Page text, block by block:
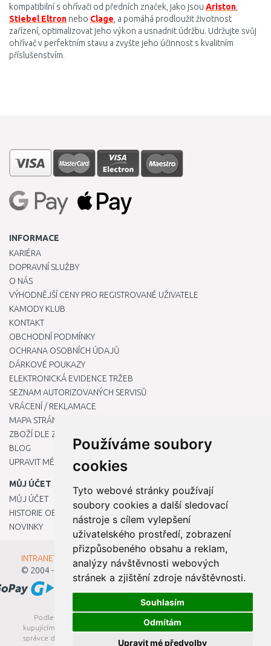
Používáme soubory
cookies
Tyto webové stránky používají
soubory cookies a další sledovací
nástroje s cílem vylepšení
uživatelského prostředí, zobrazení
přizpůsobeného obsahu a reklam,
analýzy návštěvnosti webových
stránek a zjištění zdroje návštěvnosti.
Souhlasím
Odmítám
Upravit mé předvolby
kompatibilní s ohřívači od předních značek, jako jsou Ariston
Stiebel Eltron nebo Clage , a pomáhá prodloužit životnost
zařízení, optimalizovat jeho výkon a usnadnit údržbu. Udržujte svůj
ohřívač v perfektním stavu a zvyšte jeho účinnost s kvalitním
příslušenstvím.
INFORMACE
KARIÉRA
DOPRAVNÍ SLUŽBY
O NÁS
VÝHODNĚJŠÍ CENY PRO REGISTROVANÉ UŽIVATELE
KAMODY KLUB
KONTAKT
OBCHODNÍ PODMÍNKY
OCHRANA OSOBNÍCH ÚDAJŮ
DÁRKOVÉ POUKAZY
ELEKTRONICKÁ EVIDENCE TRŽEB
SEZNAM AUTORIZOVANÝCH SERVISŮ
VRÁCENÍ / REKLAMACE
MAPA STRÁNKY
ZBOŽÍ DLE ZNAČEK
BLOG
UPRAVIT MÉ PŘEDVOLBY COOKIES
MŮJ ÚČET
MŮJ ÚČET
HISTORIE OBJEDNÁVEK
NOVINKY
INTRANET - Přihlášení pro zaměstnance
© 2004 - 2026
Kamody s.r.o.
Podle zákona o evidenci tržeb je prodávající povinen vystavit
kupujícímu účtenku. Zároveň je povinen zaevidovat přijatou tržbu u
správce daně online; v případě technického výpadku pak nejpozději